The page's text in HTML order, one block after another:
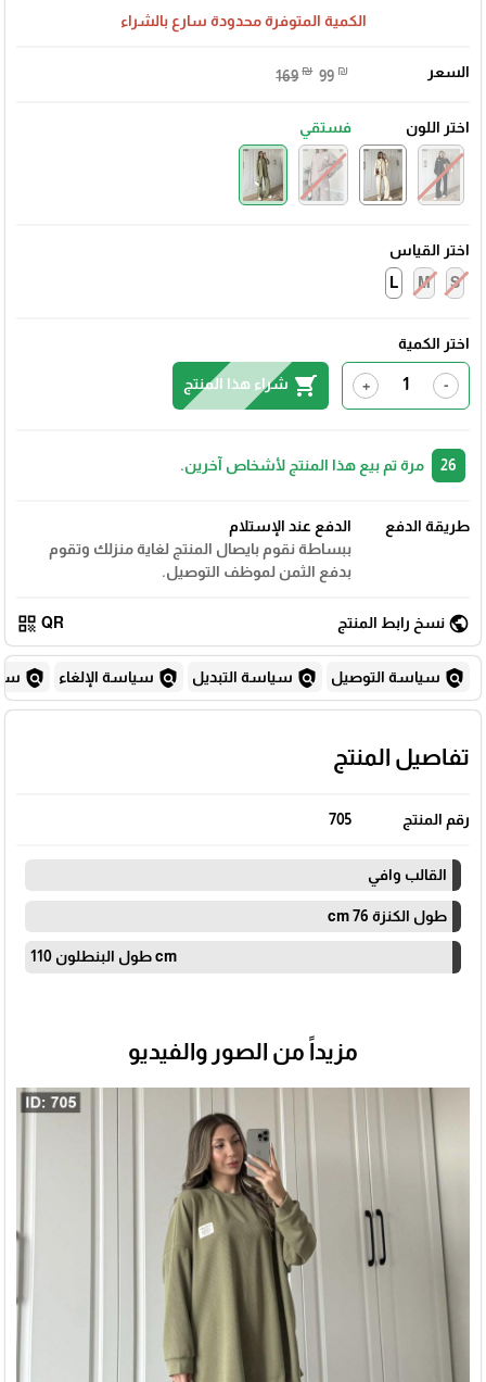
الكمية المتوفرة محدودة سارع بالشراء
السعر 169 ₪ 99 ₪
اختر اللون فستقي
اختر القياس
S
M
L
اختر الكمية
-
+
shopping_cart شراء هذا المنتج
مرة تم بيع هذا المنتج لأشخاص آخرين.
طريقة الدفع
الدفع عند الإستلام
ببساطة نقوم بايصال المنتج لغاية منزلك وتقوم
بدفع الثمن لموظف التوصيل.
public نسخ رابط المنتج QR
qr_code
policy سياسة التوصيل policy سياسة التبديل policy سياسة الإلغاء policy
تفاصيل المنتج
رقم المنتج 705
القالب وافي
طول الكنزة 76 cm
طول البنطلون 110 cm
مزيداً من الصور والفيديو